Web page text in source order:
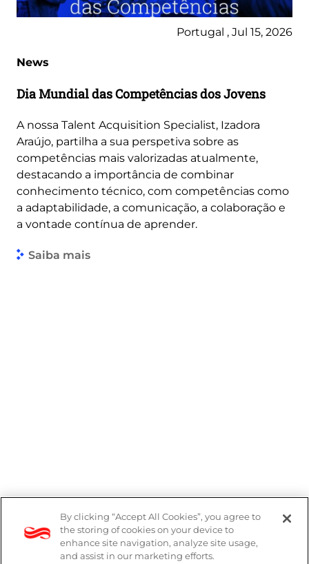
Portugal , Jul 15, 2026
News
Dia Mundial das Competências dos Jovens
A nossa Talent Acquisition Specialist, Izadora
Araújo, partilha a sua perspetiva sobre as
competências mais valorizadas atualmente,
destacando a importância de combinar
conhecimento técnico, com competências como
a adaptabilidade, a comunicação, a colaboração e
a vontade contínua de aprender.
Saiba mais
Denúncias
Política de Privacidade
By clicking “Accept All Cookies”, you agree to
the storing of cookies on your device to
enhance site navigation, analyze site usage,
and assist in our marketing efforts.